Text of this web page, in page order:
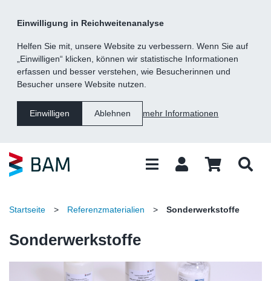
Einwilligung in Reichweitenanalyse
Helfen Sie mit, unsere Website zu verbessern. Wenn Sie auf
„Einwilligen“ klicken, können wir statistische Informationen
erfassen und besser verstehen, wie Besucherinnen und
Besucher unsere Website nutzen.
Einwilligen Ablehnen mehr Informationen
Suche
Inhalt
Kategorie
Fußzeile
Startseite > Referenzmaterialien > Sonderwerkstoffe
Sonderwerkstoffe